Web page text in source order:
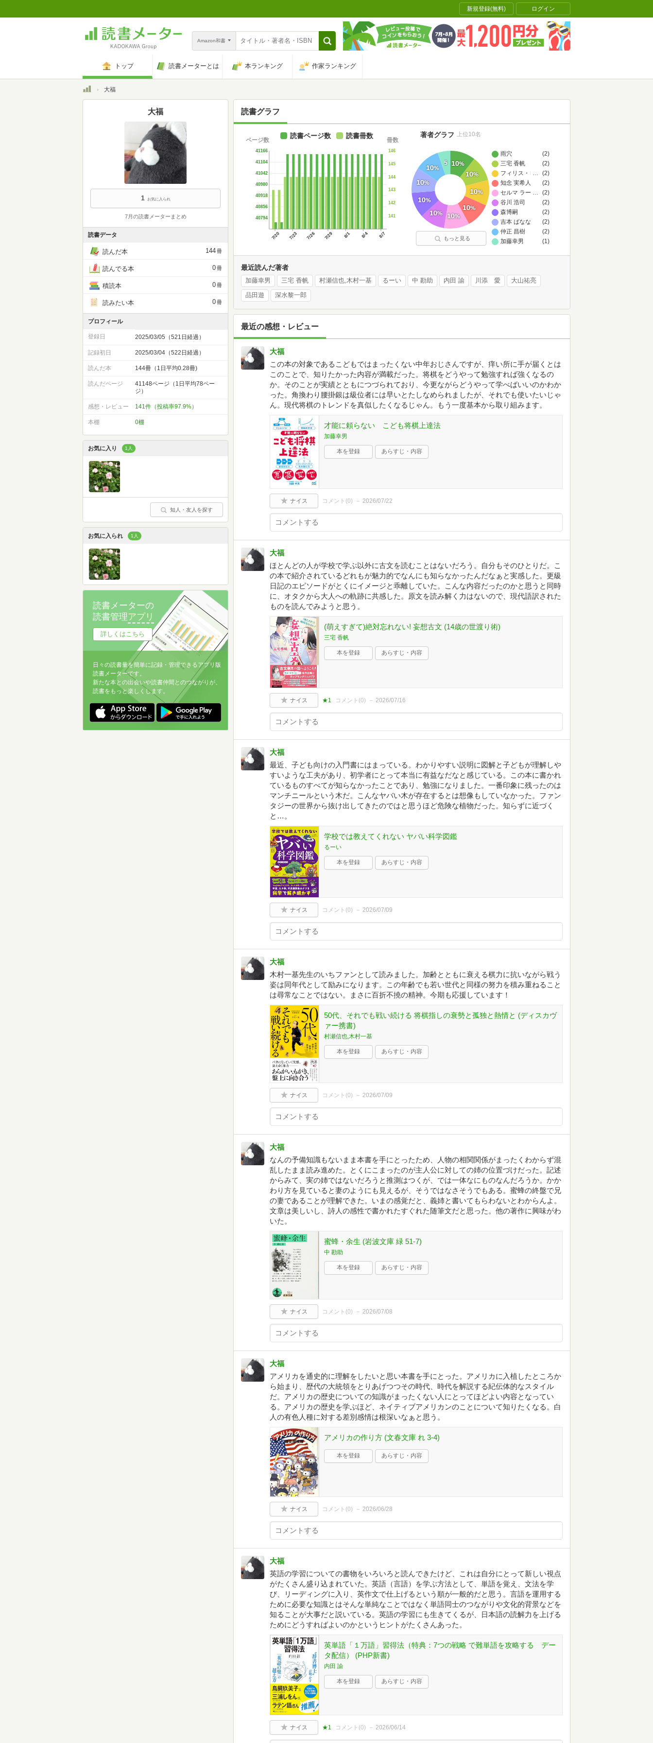
新規登録(無料) ログイン
Amazon和書
トップ 読書メーターとは 本ランキング 作家ランキング
トップ大福
読書グラフ
7/20 7/23 7/26 7/29 8/1 8/4 8/7
40794
40856
40918
40980
41042
41104
41166
ページ数
141
142
143
144
145
146
冊数
読書ページ数 読書冊数
雨穴
(2)
三宅 香帆
(2)
フィリス・レイノルズ・ネイラー
(2)
…
知念 実希人
(2)
セルマ ラーゲルレーヴ
(2)
…
谷川 浩司
(2)
森博嗣
(2)
吉本 ばなな
(2)
仲正 昌樹
(2)
加藤幸男
(1)
10%
10%
10%
10%
10%
10%
10%
10%
10%
5
著者グラフ 上位10名
もっと見る
最近読んだ著者
加藤幸男 三宅 香帆 村瀬信也,木村一基 るーい 中 勘助 内田 諭 川添 愛 大山祐亮
品田遊 深水黎一郎
最近の感想・レビュー
大福
この本の対象であるこどもではまったくない中年おじさんですが、痒い所に手が届くとは
このことで、知りたかった内容が満載だった。将棋をどうやって勉強すれば強くなるの
か。そのことが実績とともにつづられており、今更ながらどうやって学べばいいのかわか
った。角換わり腰掛銀は級位者には早いとたしなめられましたが、それでも使いたいじゃ
ん。現代将棋のトレンドを真似したくなるじゃん。もう一度基本から取り組みます。
才能に頼らない こども将棋上達法
加藤幸男
本を登録 あらすじ・内容
ナイス コメント(0) 2026/07/22
大福
ほとんどの人が学校で学ぶ以外に古文を読むことはないだろう。自分もそのひとりだ。こ
の本で紹介されているどれもが魅力的でなんにも知らなかったんだなぁと実感した。更級
日記のエピソードがとくにイメージと乖離していた。こんな内容だったのかと思うと同時
に、オタクから大人への軌跡に共感した。原文を読み解く力はないので、現代語訳された
ものを読んでみようと思う。
(萌えすぎて)絶対忘れない! 妄想古文 (14歳の世渡り術)
三宅 香帆
本を登録 あらすじ・内容
ナイス ★1 コメント(0) 2026/07/16
大福
最近、子ども向けの入門書にはまっている。わかりやすい説明に図解と子どもが理解しや
すいような工夫があり、初学者にとって本当に有益なだなと感じている。この本に書かれ
ているものすべてが知らなかったことであり、勉強になりました。一番印象に残ったのは
マンチニールという木だ。こんなヤバい木が存在するとは想像もしていなかった。ファン
タジーの世界から抜け出してきたのではと思うほど危険な植物だった。知らずに近づく
と…。
学校では教えてくれない ヤバい科学図鑑
るーい
本を登録 あらすじ・内容
ナイス コメント(0) 2026/07/09
大福
木村一基先生のいちファンとして読みました。加齢とともに衰える棋力に抗いながら戦う
姿は同年代として励みになります。この年齢でも若い世代と同様の努力を積み重ねること
は尋常なことではない。まさに百折不撓の精神。今期も応援しています！
50代、それでも戦い続ける 将棋指しの衰勢と孤独と熱情と (ディスカヴ
ァー携書)
村瀬信也,木村一基
本を登録 あらすじ・内容
ナイス コメント(0) 2026/07/09
大福
なんの予備知識もないまま本書を手にとったため、人物の相関関係がまったくわからず混
乱したまま読み進めた。とくにこまったのが主人公に対しての姉の位置づけだった。記述
からみて、実の姉ではないだろうと推測はつくが、では一体なにものなんだろうか。かか
わり方を見ていると妻のようにも見えるが、そうではなさそうでもある。蜜蜂の終盤で兄
の妻であることが理解できた。いまの感覚だと、義姉と書いてもらわないとわからんよ。
文章は美しいし、詩人の感性で書かれたすぐれた随筆文だと思った。他の著作に興味がわ
いた。
蜜蜂・余生 (岩波文庫 緑 51-7)
中 勘助
本を登録 あらすじ・内容
ナイス コメント(0) 2026/07/08
大福
アメリカを通史的に理解をしたいと思い本書を手にとった。アメリカに入植したところか
ら始まり、歴代の大統領をとりあげつつその時代、時代を解説する紀伝体的なスタイル
だ。アメリカの歴史についての知識がまったくない人にとってほどよい内容となってい
る。アメリカの歴史を学ぶほど、ネイティブアメリカンのことについて知りたくなる。白
人の有色人種に対する差別感情は根深いなぁと思う。
アメリカの作り方 (文春文庫 れ 3-4)
本を登録 あらすじ・内容
ナイス コメント(0) 2026/06/28
大福
英語の学習についての書物をいろいろと読んできたけど、これは自分にとって新しい視点
がたくさん盛り込まれていた。英語（言語）を学ぶ方法として、単語を覚え、文法を学
び、リーディングに入り、英作文で仕上げるという順が一般的だと思う。言語を運用する
ために必要な知識とはそんな単純なことではなく単語同士のつながりや文化的背景などを
知ることが大事だと説いている。英語の学習にも生きてくるが、日本語の読解力を上げる
ためにどうすればよいのかというヒントがたくさんあった。
英単語「１万語」習得法（特典：7つの戦略 で難単語を攻略する デー
タ配信） (PHP新書)
内田 諭
本を登録 あらすじ・内容
ナイス ★1 コメント(0) 2026/06/14
大福
1 お気に入られ
7月の読書メーターまとめ
読書データ
読んだ本 144冊
読んでる本 0冊
積読本 0冊
読みたい本 0冊
プロフィール
登録日 2025/03/05（521日経過）
記録初日 2025/03/04（522日経過）
読んだ本 144冊（1日平均0.28冊)
読んだページ
41148ページ（1日平均78ペー
ジ）
感想・レビュー 141件（投稿率97.9%）
本棚 0棚
お気に入り 1人
知人・友人を探す
お気に入られ 1人
読書メーターの
読書管理アプリ
詳しくはこちら
日々の読書量を簡単に記録・管理できるアプリ版
読書メーターです。
新たな本との出会いや読書仲間とのつながりが、
読書をもっと楽しくします。